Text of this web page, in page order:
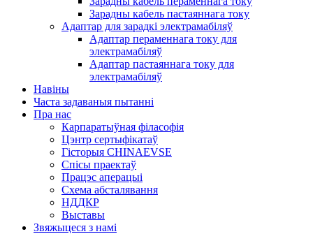
Зарадны кабель пастаяннага току
Адаптар для зарадкі электрамабіляў
Адаптар пераменнага току для
электрамабіляў
Адаптар пастаяннага току для
электрамабіляў
Навіны
Часта задаваныя пытанні
Пра нас
Карпаратыўная філасофія
Цэнтр сертыфікатаў
Гісторыя CHINAEVSE
Спісы праектаў
Працэс аперацыі
Схема абсталявання
НДДКР
Выставы
Звяжыцеся з намі